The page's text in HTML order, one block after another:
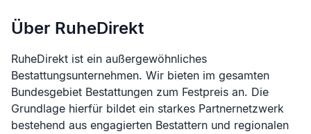
Über RuheDirekt
RuheDirekt ist ein außergewöhnliches
Bestattungsunternehmen. Wir bieten im gesamten
Bundesgebiet Bestattungen zum Festpreis an. Die
Grundlage hierfür bildet ein starkes Partnernetzwerk
bestehend aus engagierten Bestattern und regionalen